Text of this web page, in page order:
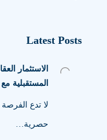
Latest Posts
المستقبلية
لا تدع
حصرية…